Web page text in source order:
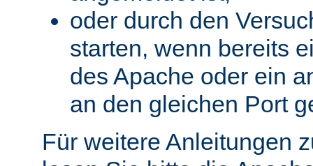
oder durch den
starten, wenn bereits
des Apache oder ein
an den gleichen Port
Für weitere Anleitungen